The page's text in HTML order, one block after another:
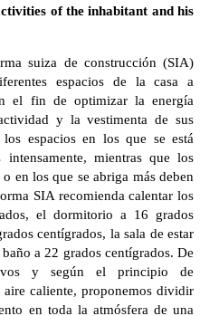
of the inhabitant and his
suiza de construcción (SIA)
espacios de la casa a
el fin de optimizar la energía
y la vestimenta de sus
los espacios en los que se está
intensamente, mientras que los
en los que se abriga más deben
SIA recomienda calentar los
el dormitorio a 16 grados
centígrados, la sala de estar
a 22 grados centígrados. De
y según el principio de
caliente, proponemos dividir
en toda la atmósfera de una